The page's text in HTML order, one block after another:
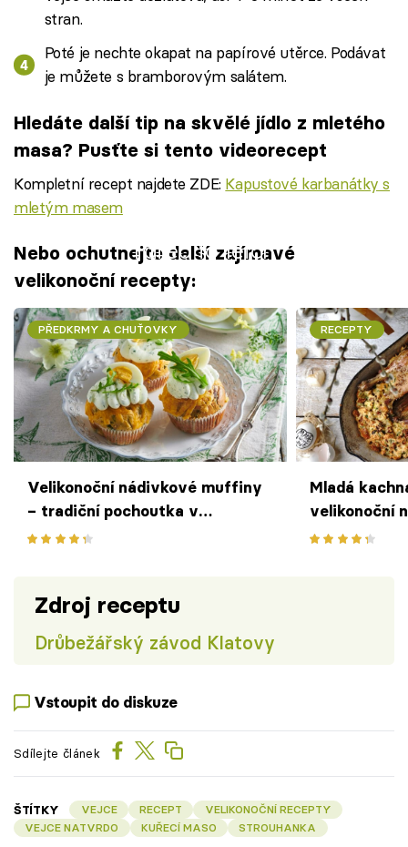
stran.
Poté je nechte okapat na papírové utěrce. Podávat
je můžete s bramborovým salátem.
Hledáte další tip na skvělé jídlo z mletého
masa? Pusťte si tento videorecept
Kompletní recept najdete ZDE: Kapustové karbanátky s
mletým masem
Failed to fetch
Nebo ochutnejte další zajímavé
velikonoční recepty:
PŘEDKRMY A CHUŤOVKY
Velikonoční nádivkové muffiny
– tradiční pochoutka v
netradičním kabátku
RECEPTY
Mladá
velikonoční
mandlemi
Zdroj receptu
Drůbežářský závod Klatovy
Vstoupit do diskuze
Sdílejte článek
ŠTÍTKY VEJCE RECEPT
VELIKONOČNÍ RECEPTY
VEJCE NATVRDO
KUŘECÍ MASO STROUHANKA